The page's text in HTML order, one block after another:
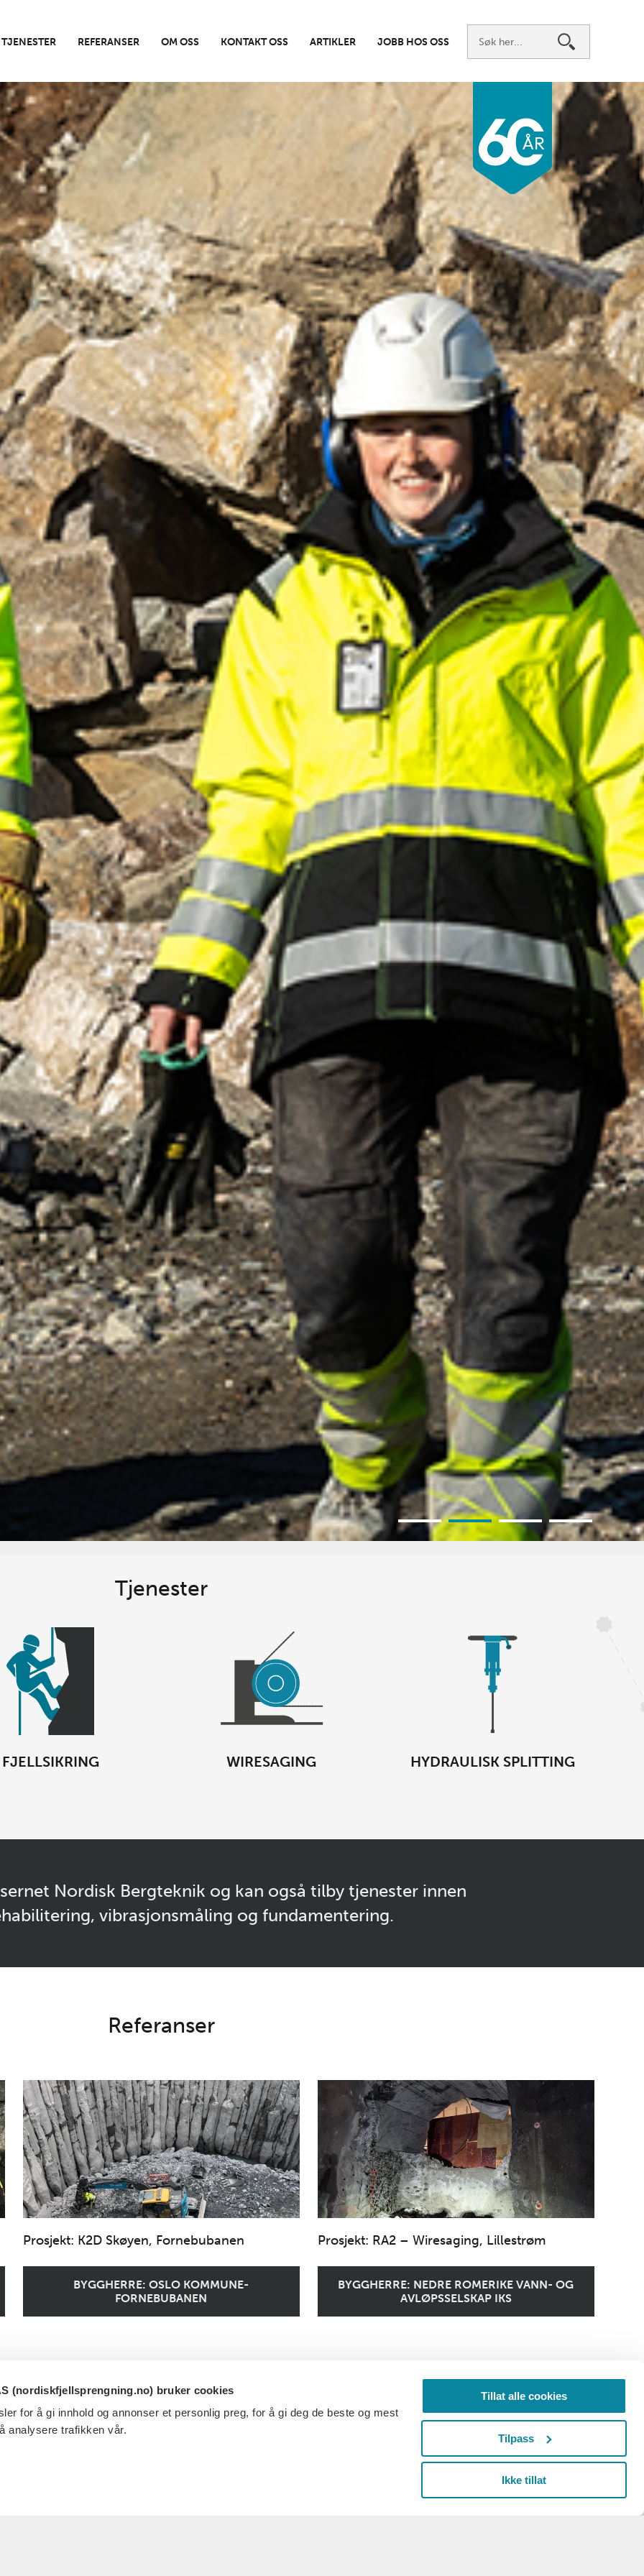
(nordiskfjellsprengning.no) bruker cookies
for å gi innhold og annonser et personlig preg, for å gi deg de beste og mest
analysere trafikken vår.
Tillat alle cookies
Tilpass
Ikke tillat
TJENESTER REFERANSER OM OSS KONTAKT OSS ARTIKLER JOBB HOS OSS
Tjenester
FJELLSIKRING WIRESAGING HYDRAULISK SPLITTING
Nordisk Bergteknik og kan også tilby tjenester innen
vibrasjonsmåling og fundamentering.
Referanser
Prosjekt: K2D Skøyen, Fornebubanen
BYGGHERRE: OSLO KOMMUNE-
FORNEBUBANEN
Prosjekt: RA2 – Wiresaging, Lillestrøm
BYGGHERRE: NEDRE ROMERIKE VANN- OG
AVLØPSSELSKAP IKS
SE ALLE REFERANSER